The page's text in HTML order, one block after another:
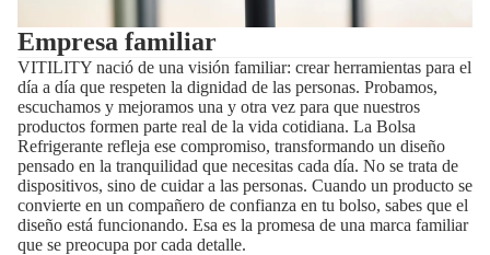
Empresa familiar
VITILITY nació de una visión familiar: crear herramientas para el
día a día que respeten la dignidad de las personas. Probamos,
escuchamos y mejoramos una y otra vez para que nuestros
productos formen parte real de la vida cotidiana. La Bolsa
Refrigerante refleja ese compromiso, transformando un diseño
pensado en la tranquilidad que necesitas cada día. No se trata de
dispositivos, sino de cuidar a las personas. Cuando un producto se
convierte en un compañero de confianza en tu bolso, sabes que el
diseño está funcionando. Esa es la promesa de una marca familiar
que se preocupa por cada detalle.